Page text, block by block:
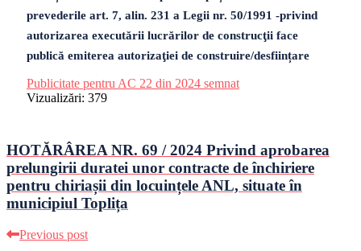
prevederile art. 7, alin. 231 a Legii nr. 50/1991 -privind
autorizarea executării lucrărilor de construcţii face
publică emiterea autorizaţiei de construire/desființare
Publicitate pentru AC 22 din 2024 semnat
Vizualizări: 379
HOTĂRÂREA NR. 69 / 2024 Privind aprobarea
prelungirii duratei unor contracte de închiriere
pentru chiriașii din locuințele ANL, situate în
municipiul Toplița
Previous post